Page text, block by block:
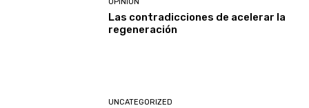
Las contradicciones de acelerar la
regeneración
UNCATEGORIZED